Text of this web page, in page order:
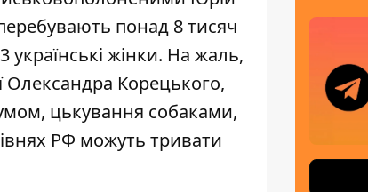
понад 8 тисяч
українські жінки. На жаль,
Олександра Корецького,
цькування собаками,
РФ можуть тривати